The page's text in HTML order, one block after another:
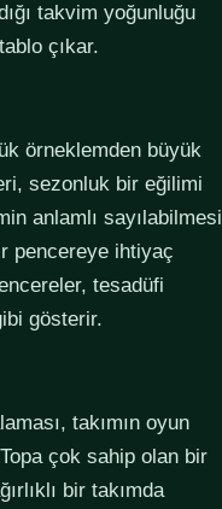
takvim yoğunluğu
çıkar.
örneklemden büyük
sezonluk bir eğilimi
anlamlı sayılabilmesi
pencereye ihtiyaç
tesadüfi
gösterir.
takımın oyun
çok sahip olan bir
bir takımda